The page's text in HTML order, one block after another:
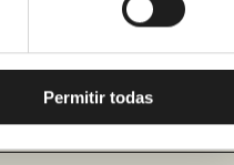
Permitir todas
baño